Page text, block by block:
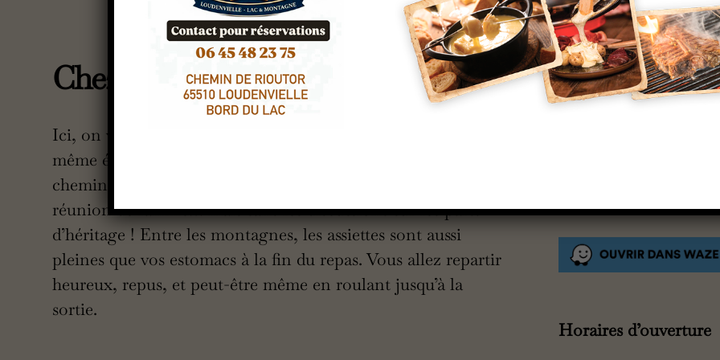
Chez Mamie Jo
Ici, on vous sert des plats généreux, comme si Mamie elle-
même était derrière les fourneaux. Ambiance chalet, feu de
cheminée et odeur de plats mijotés, c’est un peu comme une
réunion de famille… mais sans les discussions sur les parts
d’héritage ! Entre les montagnes, les assiettes sont aussi
pleines que vos estomacs à la fin du repas. Vous allez repartir
heureux, repus, et peut-être même en roulant jusqu’à la
sortie.
Retrouvez-
Horaires d’ouverture